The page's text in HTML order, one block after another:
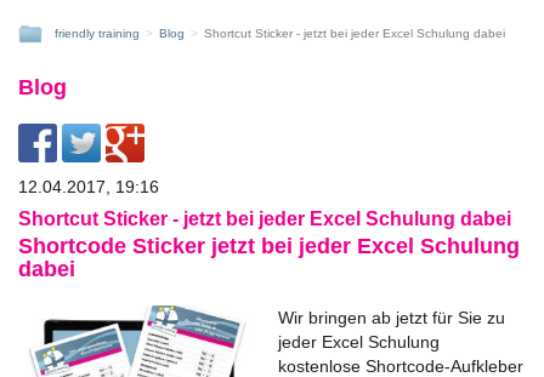
friendly training Blog Shortcut Sticker - jetzt bei jeder Excel Schulung dabei
Blog
12.04.2017, 19:16
Shortcut Sticker - jetzt bei jeder Excel Schulung dabei
Shortcode Sticker jetzt bei jeder Excel Schulung
dabei
Wir bringen ab jetzt für Sie zu
jeder Excel Schulung
kostenlose Shortcode-Aufkleber